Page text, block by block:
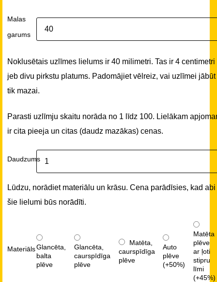
Malas
garums
Noklusētais uzlīmes lielums ir 40 milimetri. Tas ir 4 centimetri
jeb divu pirkstu platums. Padomājiet vēlreiz, vai uzlīmei jābūt
tik mazai.
Parasti uzlīmju skaitu norāda no 1 līdz 100. Lielākam
ir cita pieeja un citas (daudz mazākas) cenas.
Daudzums
Lūdzu, norādiet materiālu un krāsu. Cena parādīsies, kad abi
šie lielumi būs norādīti.
MateriālsGlancēta,
balta
plēve
Glancēta,
caurspīdīga
plēve
Matēta,
caurspīdīga
plēve
Auto
plēve
(+50%)
Matēta
plēve
ar ļoti
stipru
līmi
(+45%)